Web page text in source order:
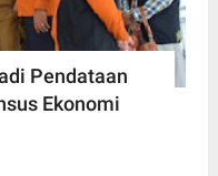
Pendataan
Ekonomi